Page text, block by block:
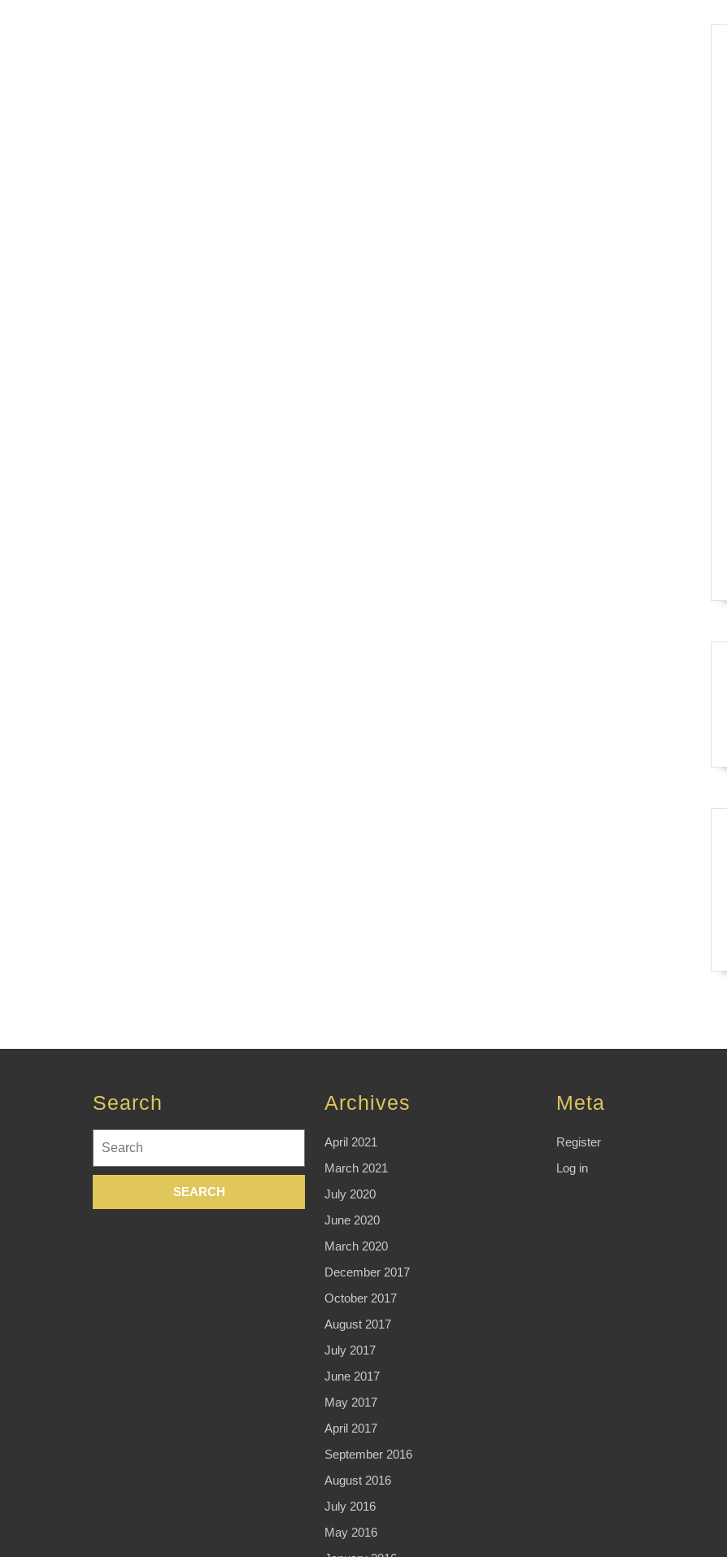
Search
for:
Archives
April 2021
March 2021
July 2020
June 2020
March 2020
December 2017
October 2017
August 2017
July 2017
June 2017
May 2017
April 2017
September 2016
August 2016
July 2016
May 2016
Meta
Register
Log in